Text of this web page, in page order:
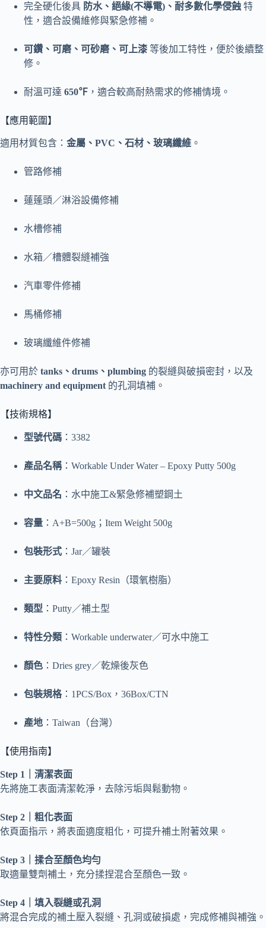
完全硬化後具 防水、絕緣(不導電)、耐多數化學侵蝕 特
性，適合設備維修與緊急修補。
可鑽、可磨、可砂磨、可上漆 等後加工特性，便於後續整
修。
耐溫可達 650℉ ，適合較高耐熱需求的修補情境。
【應用範圍】
適用材質包含： 金屬、PVC、石材、玻璃纖維 。
管路修補
蓮蓬頭／淋浴設備修補
水槽修補
水箱／槽體裂縫補強
汽車零件修補
馬桶修補
玻璃纖維件修補
亦可用於 tanks、drums、plumbing 的裂縫與破損密封，以及
machinery and equipment的孔洞填補。
【技術規格】
型號代碼 ：3382
產品名稱：Workable Under Water – Epoxy Putty 500g
中文品名 ：水中施工&緊急修補塑鋼土
容量 ：A+B=500g；Item Weight 500g
包裝形式 ：Jar／罐裝
主要原料 ：Epoxy Resin（環氧樹脂）
類型 ：Putty／補土型
特性分類 ：Workable underwater／可水中施工
顏色 ：Dries grey／乾燥後灰色
包裝規格：1PCS/Box，36Box/CTN
產地 ：Taiwan（台灣）
【使用指南】
Step 1｜清潔表面
先將施工表面清潔乾淨，去除污垢與鬆動物。
Step 2｜粗化表面
依頁面指示，將表面適度粗化，可提升補土附著效果。
Step 3｜揉合至顏色均勻
取適量雙劑補土，充分揉捏混合至顏色一致。
Step 4｜填入裂縫或孔洞
將混合完成的補土壓入裂縫、孔洞或破損處，完成修補與補強。